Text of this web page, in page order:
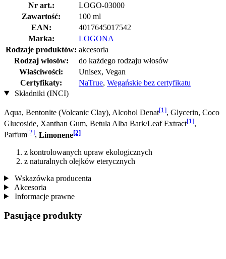
Nr art.:
LOGO-03000
Zawartość:
100 ml
EAN:
4017645017542
Marka:
LOGONA
Rodzaje produktów: akcesoria
Rodzaj włosów:
do każdego rodzaju włosów
Właściwości:
Unisex, Vegan
Certyfikaty:
NaTrue, Wegańskie bez certyfikatu
Składniki (INCI)
Aqua, Bentonite (Volcanic Clay), Alcohol Denat[1], Glycerin, Coco
Glucoside, Xanthan Gum, Betula Alba Bark/Leaf Extract[1],
Parfum[2], Limonene[2]
z kontrolowanych upraw ekologicznych
z naturalnych olejków eterycznych
Wskazówka producenta
Akcesoria
Informacje prawne
Pasujące produkty